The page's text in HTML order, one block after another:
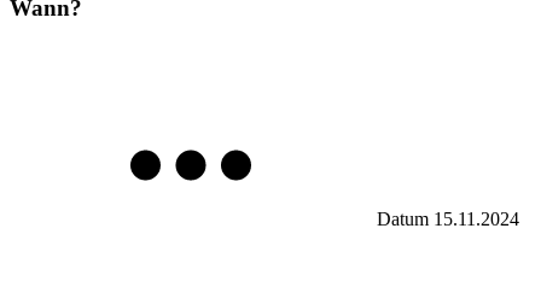
Wann?
Datum 15.11.2024